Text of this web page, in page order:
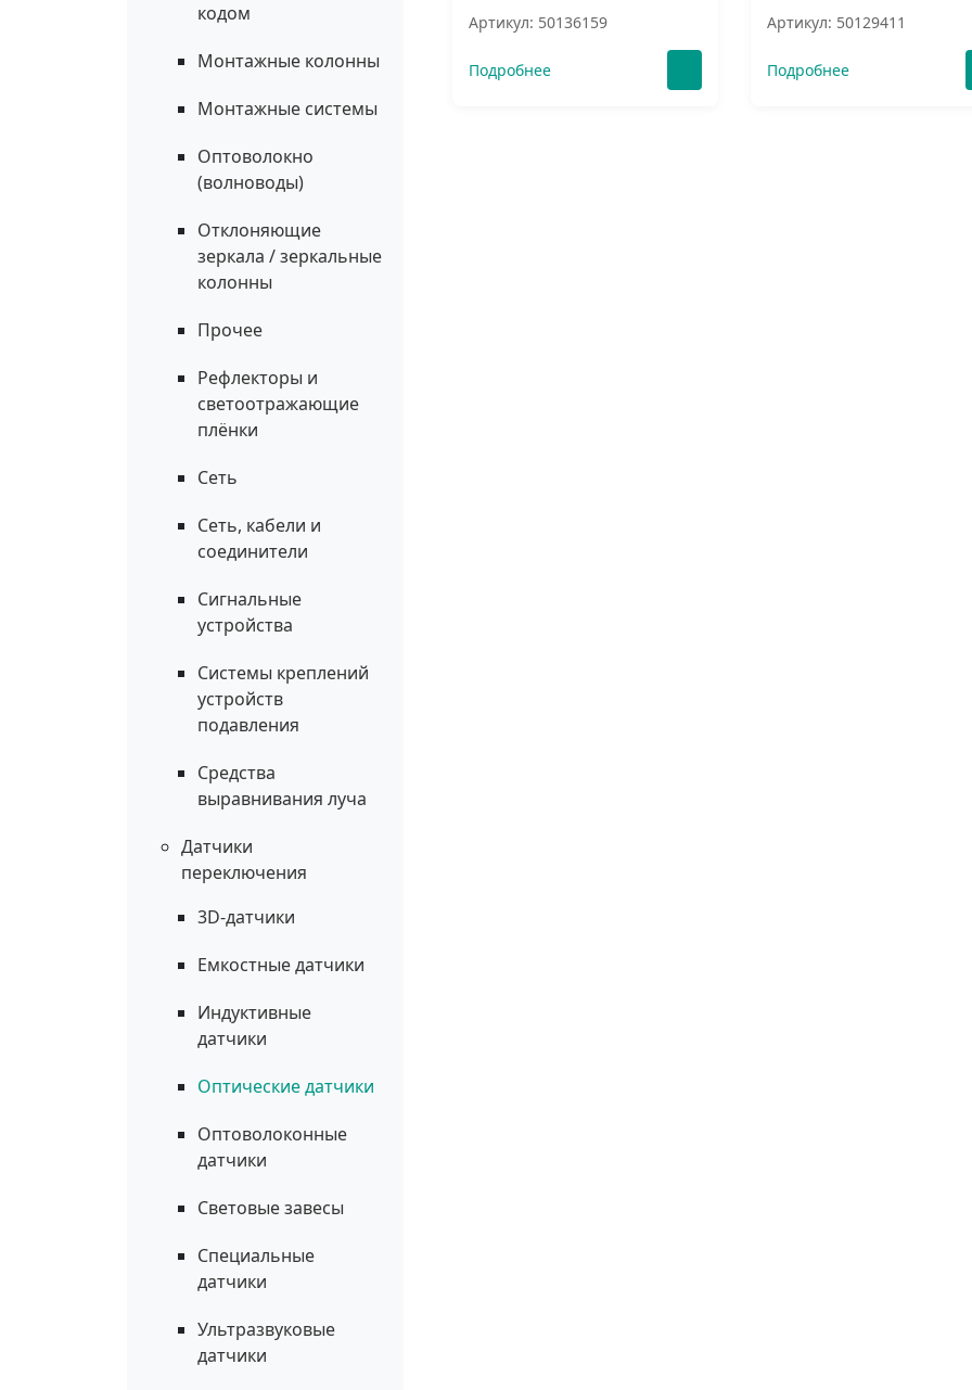
кодом
Монтажные колонны
Монтажные системы
Оптоволокно
(волноводы)
Отклоняющие
зеркала / зеркальные
колонны
Прочее
Рефлекторы и
светоотражающие
плёнки
Сеть
Сеть, кабели и
соединители
Сигнальные
устройства
Системы креплений
устройств
подавления
Средства
выравнивания луча
Датчики
переключения
3D-датчики
Емкостные датчики
Индуктивные
датчики
Оптические датчики
Оптоволоконные
датчики
Световые завесы
Специальные
датчики
Ультразвуковые
датчики
Артикул: 50136159
Подробнее
Артикул: 50129411
Подробнее